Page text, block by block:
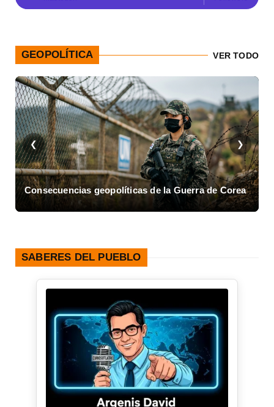
GEOPOLÍTICA VER TODO
❮
Consecuencias geopolíticas de la Guerra de Corea
❯
SABERES DEL PUEBLO